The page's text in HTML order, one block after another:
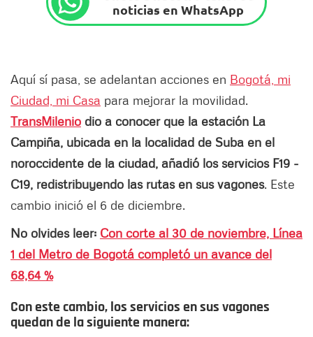
noticias en WhatsApp
Aquí sí pasa, se adelantan acciones en Bogotá, mi
Ciudad, mi Casa para mejorar la movilidad.
TransMilenio dio a conocer que la estación La
Campiña, ubicada en la localidad de Suba en el
noroccidente de la ciudad, añadió los servicios F19 -
C19, redistribuyendo las rutas en sus vagones. Este
cambio inició el 6 de diciembre.
No olvides leer: Con corte al 30 de noviembre, Línea
1 del Metro de Bogotá completó un avance del
68,64 %
Con este cambio, los servicios en sus vagones
quedan de la siguiente manera: